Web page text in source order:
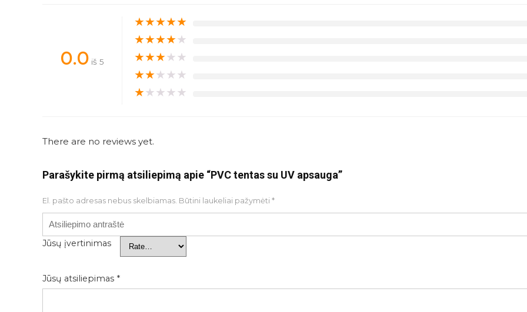
0.0 iš 5
★★★★★
★★★★★
★★★★★
★★★★★
★★★★★
There are no reviews yet.
Parašykite pirmą atsiliepimą apie “PVC tentas su UV apsauga”
El. pašto adresas nebus skelbiamas. Būtini laukeliai pažymėti *
Jūsų įvertinimas
Jūsų atsiliepimas *